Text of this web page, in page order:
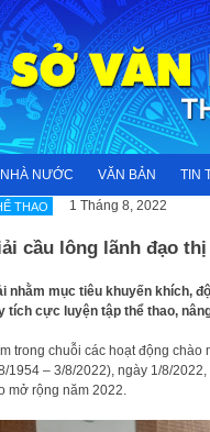
NƯỚC VĂN BẢN TIN
THAO 1 Tháng 8, 2022
cầu lông lãnh đạo
nhằm mục tiêu khuyến khích,
tích cực luyện tập thể thao,
trong chuỗi các hoạt động
1954 – 3/8/2022), ngày 1/8/
mở rộng năm 2022.